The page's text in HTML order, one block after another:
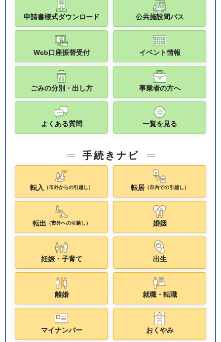
申請書様式ダウンロード 公共施設間バス
Web口座振替受付 イベント情報
ごみの分別・出し方 事業者の方へ
よくある質問 一覧を見る
手続きナビ
転入 （市外からの引越し） 転居（市内での引越し）
転出 （市外への引越し） 婚姻
妊娠・子育て 出生
離婚 就職・転職
マイナンバー おくやみ